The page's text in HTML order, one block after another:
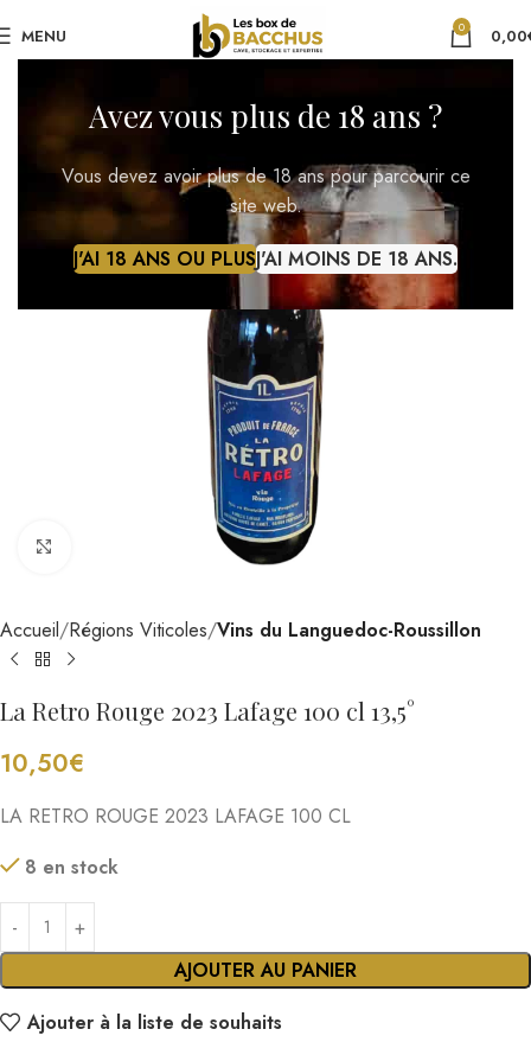
Avez vous plus de 18 ans ?
Vous devez avoir plus de 18 ans pour parcourir ce
site web.
J'AI 18 ANS OU PLUSJ'AI MOINS DE 18 ANS.
MENU 0 0,00
Cliquez pour agrandir
Accueil Régions Viticoles Vins du Languedoc-Roussillon
La Retro Rouge 2023 Lafage 100 cl 13,5°
10,50€
LA RETRO ROUGE 2023 LAFAGE 100 CL
8 en stock
AJOUTER AU PANIER
Ajouter à la liste de souhaits